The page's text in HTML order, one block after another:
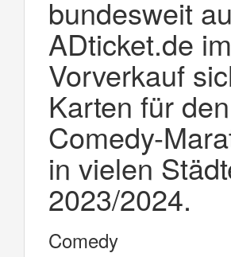
bundesweit
ADticket.de im
Vorverkauf
Karten für den
Comedy-
in vielen
2023/2024.
Comedy